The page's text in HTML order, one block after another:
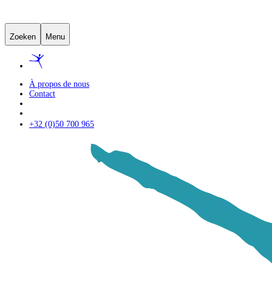
Zoeken Menu
À propos de nous
Contact
+32 (0)50 700 965